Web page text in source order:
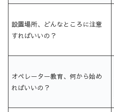
設置場所、どんなところに注意
すればいいの？
オペレーター教育、何から始め
ればいいの？